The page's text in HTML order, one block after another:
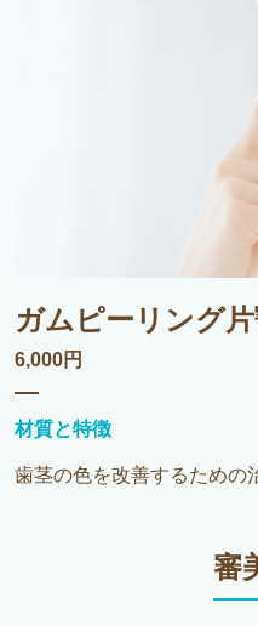
ガムピーリング
6,000円
材質と特徴
歯茎の色を改善するための
審